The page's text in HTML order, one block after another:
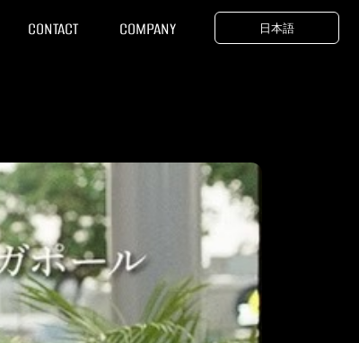
contact company